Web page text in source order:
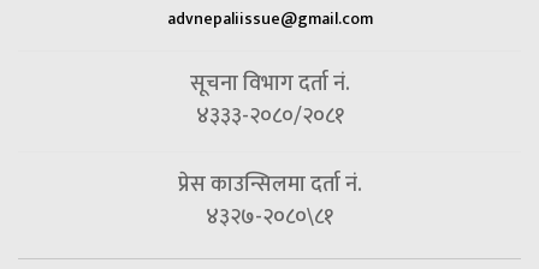
advnepaliissue@gmail.com
सूचना विभाग दर्ता नं.
४३३३-२०८०/२०८१
प्रेस काउन्सिलमा दर्ता नं.
४३२७-२०८०\८१